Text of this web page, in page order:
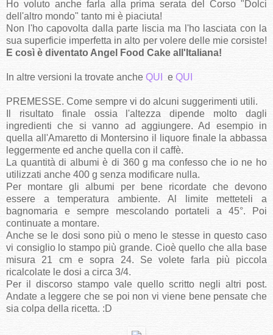
Ho voluto anche farla alla prima serata del Corso "Dolci
dell'altro mondo" tanto mi è piaciuta!
Non l'ho capovolta dalla parte liscia ma l'ho lasciata con la
sua superficie imperfetta in alto per volere delle mie corsiste!
E così è diventato Angel Food Cake all'Italiana!
In altre versioni la trovate anche QUI e QUI
PREMESSE. Come sempre vi do alcuni suggerimenti utili.
Il risultato finale ossia l'altezza dipende molto dagli
ingredienti che si vanno ad aggiungere. Ad esempio in
quella all'Amaretto di Montersino il liquore finale la abbassa
leggermente ed anche quella con il caffè.
La quantità di albumi è di 360 g ma confesso che io ne ho
utilizzati anche 400 g senza modificare nulla.
Per montare gli albumi per bene ricordate che devono
essere a temperatura ambiente. Al limite metteteli a
bagnomaria e sempre mescolando portateli a 45°. Poi
continuate a montare.
Anche se le dosi sono più o meno le stesse in questo caso
vi consiglio lo stampo più grande. Cioè quello che alla base
misura 21 cm e sopra 24. Se volete farla più piccola
ricalcolate le dosi a circa 3/4.
Per il discorso stampo vale quello scritto negli altri post.
Andate a leggere che se poi non vi viene bene pensate che
sia colpa della ricetta. :D